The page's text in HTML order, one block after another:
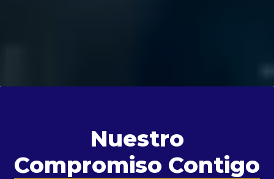
Nuestro
Compromiso Contigo